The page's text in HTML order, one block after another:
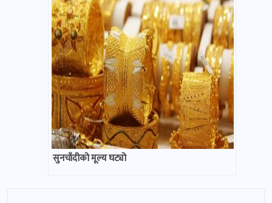
सुनचाँदीको मूल्य घट्यो